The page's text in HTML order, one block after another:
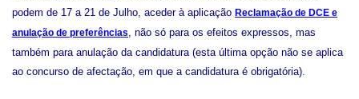
podem de 17 a 21 de Julho, aceder à aplicação Reclamação de DCE e
anulação de preferências, não só para os efeitos expressos, mas
também para anulação da candidatura (esta última opção não se aplica
ao concurso de afectação, em que a candidatura é obrigatória).